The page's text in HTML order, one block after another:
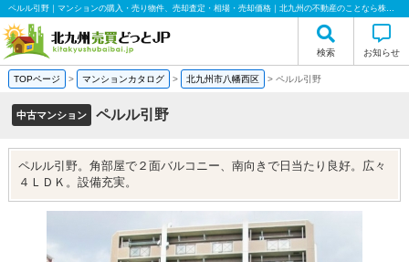
ペルル引野｜マンションの購入・売り物件、売却査定・相場・売却価格｜北九州の不動産のことなら株式会社ハウス倶楽部
検索 お知らせ
TOPページ > マンションカタログ > 北九州市八幡西区 > ペルル引野
中古マンション ペルル引野
ペルル引野。角部屋で２面バルコニー、南向きで日当たり良好。広々
４ＬＤＫ。設備充実。